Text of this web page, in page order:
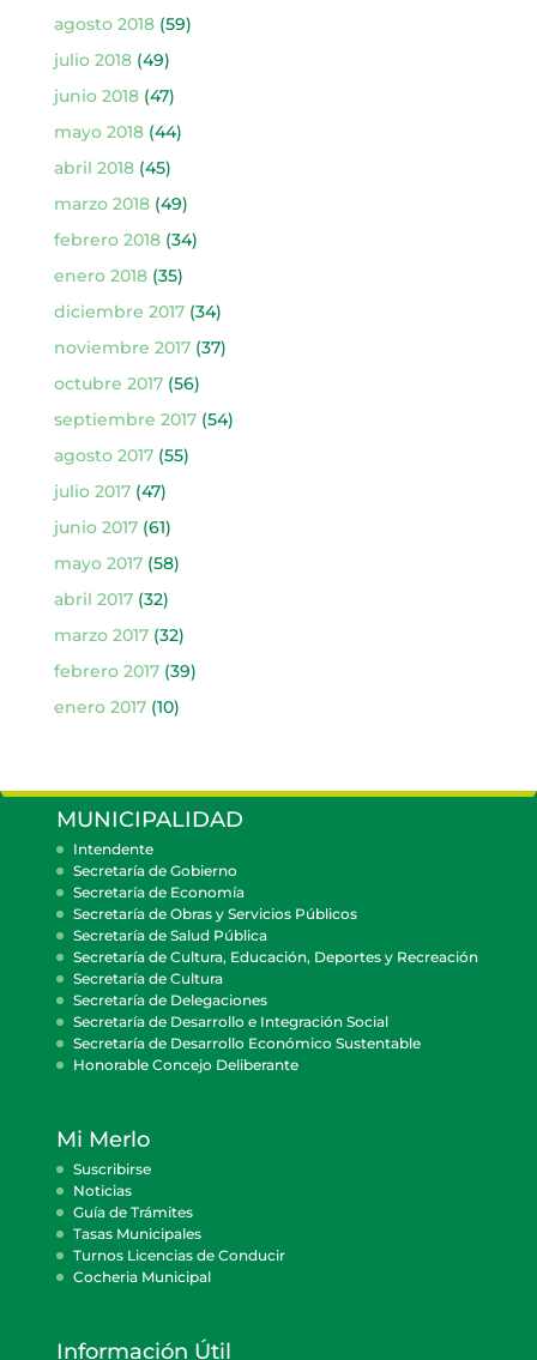
agosto 2018(59)
julio 2018(49)
junio 2018(47)
mayo 2018(44)
abril 2018(45)
marzo 2018(49)
febrero 2018(34)
enero 2018(35)
diciembre 2017(34)
noviembre 2017(37)
octubre 2017(56)
septiembre 2017(54)
agosto 2017(55)
julio 2017(47)
junio 2017(61)
mayo 2017(58)
abril 2017(32)
marzo 2017(32)
febrero 2017(39)
enero 2017(10)
MUNICIPALIDAD
Intendente
Secretaría de Gobierno
Secretaría de Economía
Secretaría de Obras y Servicios Públicos
Secretaría de Salud Pública
Secretaría de Cultura, Educación, Deportes y Recreación
Secretaría de Cultura
Secretaría de Delegaciones
Secretaría de Desarrollo e Integración Social
Secretaría de Desarrollo Económico Sustentable
Honorable Concejo Deliberante
Mi Merlo
Suscribirse
Noticias
Guía de Trámites
Tasas Municipales
Turnos Licencias de Conducir
Cocheria Municipal
Información Útil